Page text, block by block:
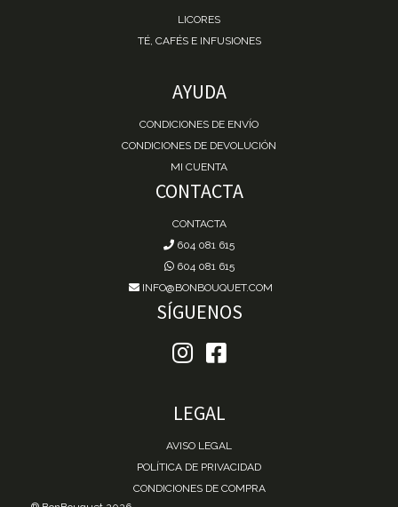
LICORES
TÉ, CAFÉS E INFUSIONES
AYUDA
CONDICIONES DE ENVÍO
CONDICIONES DE DEVOLUCIÓN
MI CUENTA
CONTACTA
CONTACTA
604 081 615
604 081 615
INFO@BONBOUQUET.COM
SÍGUENOS
LEGAL
AVISO LEGAL
POLÍTICA DE PRIVACIDAD
CONDICIONES DE COMPRA